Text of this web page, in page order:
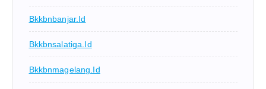
Bkkbnbanjar.id
Bkkbnsalatiga.id
Bkkbnmagelang.id